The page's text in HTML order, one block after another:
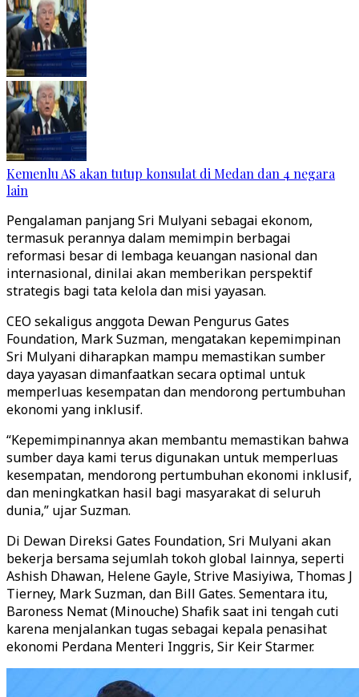
Kemenlu AS akan tutup konsulat di Medan dan 4 negara
lain
Pengalaman panjang Sri Mulyani sebagai ekonom,
termasuk perannya dalam memimpin berbagai
reformasi besar di lembaga keuangan nasional dan
internasional, dinilai akan memberikan perspektif
strategis bagi tata kelola dan misi yayasan.
CEO sekaligus anggota Dewan Pengurus Gates
Foundation, Mark Suzman, mengatakan kepemimpinan
Sri Mulyani diharapkan mampu memastikan sumber
daya yayasan dimanfaatkan secara optimal untuk
memperluas kesempatan dan mendorong pertumbuhan
ekonomi yang inklusif.
“Kepemimpinannya akan membantu memastikan bahwa
sumber daya kami terus digunakan untuk memperluas
kesempatan, mendorong pertumbuhan ekonomi inklusif,
dan meningkatkan hasil bagi masyarakat di seluruh
dunia,” ujar Suzman.
Di Dewan Direksi Gates Foundation, Sri Mulyani akan
bekerja bersama sejumlah tokoh global lainnya, seperti
Ashish Dhawan, Helene Gayle, Strive Masiyiwa, Thomas J
Tierney, Mark Suzman, dan Bill Gates. Sementara itu,
Baroness Nemat (Minouche) Shafik saat ini tengah cuti
karena menjalankan tugas sebagai kepala penasihat
ekonomi Perdana Menteri Inggris, Sir Keir Starmer.